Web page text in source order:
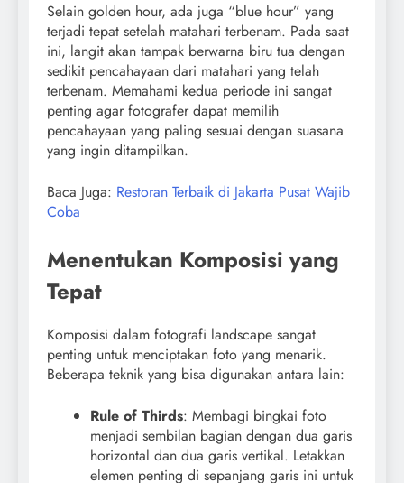
Selain golden hour, ada juga “blue hour” yang
terjadi tepat setelah matahari terbenam. Pada saat
ini, langit akan tampak berwarna biru tua dengan
sedikit pencahayaan dari matahari yang telah
terbenam. Memahami kedua periode ini sangat
penting agar fotografer dapat memilih
pencahayaan yang paling sesuai dengan suasana
yang ingin ditampilkan.
Baca Juga: Restoran Terbaik di Jakarta Pusat Wajib
Coba
Menentukan Komposisi yang
Tepat
Komposisi dalam fotografi landscape sangat
penting untuk menciptakan foto yang menarik.
Beberapa teknik yang bisa digunakan antara lain:
Rule of Thirds: Membagi bingkai foto
menjadi sembilan bagian dengan dua garis
horizontal dan dua garis vertikal. Letakkan
elemen penting di sepanjang garis ini untuk